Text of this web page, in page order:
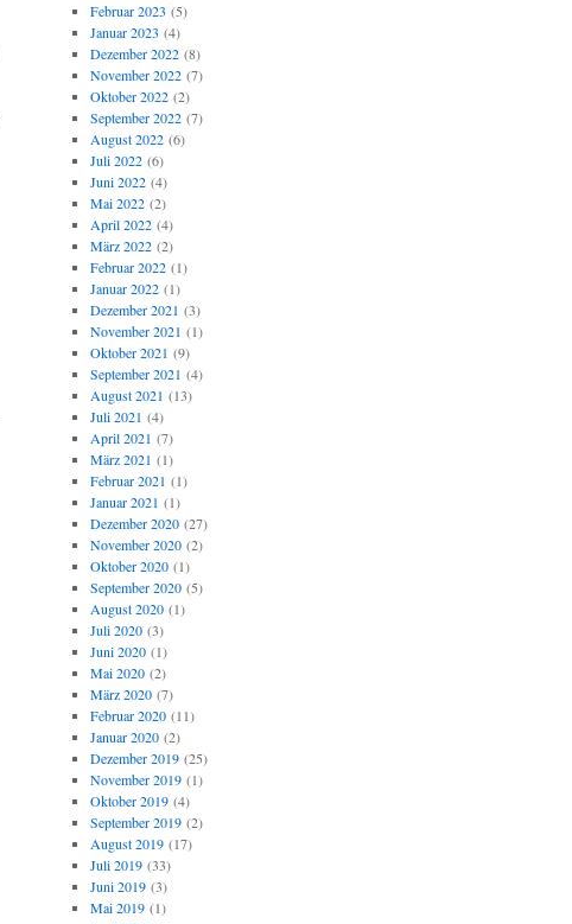
Februar 2023 (5)
Januar 2023 (4)
Dezember 2022(8)
November 2022(7)
Oktober 2022(2)
September 2022(7)
August 2022(6)
Juli 2022(6)
Juni 2022(4)
Mai 2022(2)
April 2022(4)
März 2022(2)
Februar 2022(1)
Januar 2022(1)
Dezember 2021 (3)
November 2021 (1)
Oktober 2021 (9)
September 2021 (4)
August 2021 (13)
Juli 2021 (4)
April 2021 (7)
März 2021 (1)
Februar 2021 (1)
Januar 2021 (1)
Dezember 2020(27)
November 2020(2)
Oktober 2020(1)
September 2020(5)
August 2020(1)
Juli 2020(3)
Juni 2020(1)
Mai 2020(2)
März 2020(7)
Februar 2020(11)
Januar 2020(2)
Dezember 2019(25)
November 2019(1)
Oktober 2019(4)
September 2019(2)
August 2019(17)
Juli 2019(33)
Juni 2019(3)
Mai 2019(1)